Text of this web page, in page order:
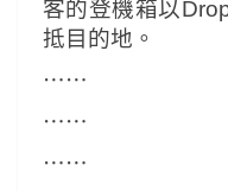
客的登機箱以
抵目的地。
⋯⋯
⋯⋯
⋯⋯